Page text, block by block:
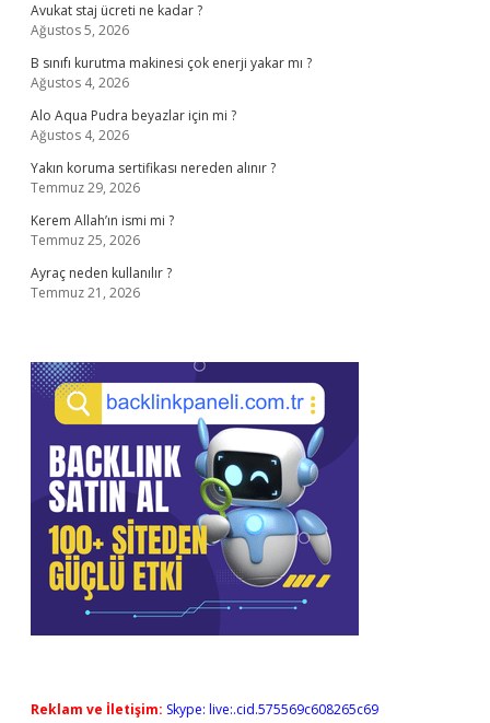
Avukat staj ücreti ne kadar ?
Ağustos 5, 2026
B sınıfı kurutma makinesi çok enerji yakar mı ?
Ağustos 4, 2026
Alo Aqua Pudra beyazlar için mi ?
Ağustos 4, 2026
Yakın koruma sertifikası nereden alınır ?
Temmuz 29, 2026
Kerem Allah’ın ismi mi ?
Temmuz 25, 2026
Ayraç neden kullanılır ?
Temmuz 21, 2026
Reklam ve İletişim: Skype: live:.cid.575569c608265c69